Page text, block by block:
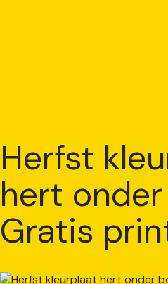
Herfst
hert
Gratis